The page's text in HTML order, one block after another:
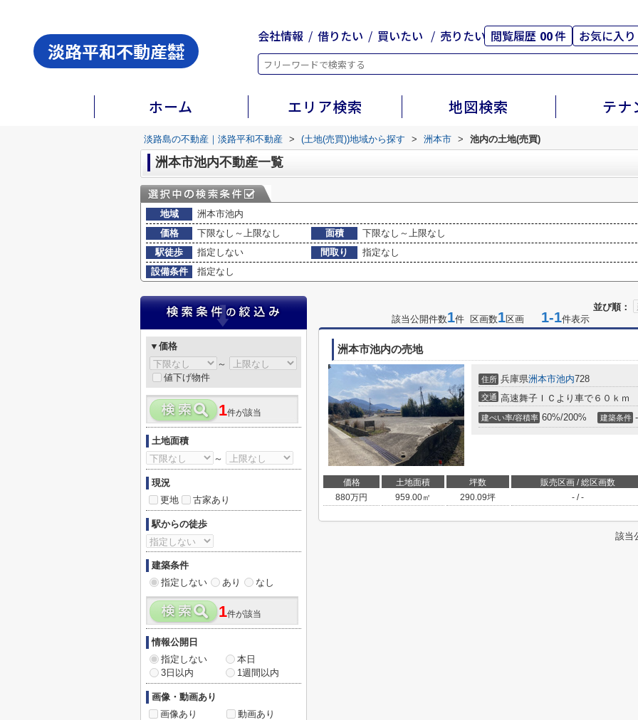
会社情報 借りたい 買いたい 売りたい 閲覧履歴 00件 お気に入り
ホーム エリア検索 地図検索 テナ
淡路島の不動産｜淡路平和不動産 > (土地(売買))地域から探す > 洲本市 > 池内の土地(売買)
洲本市池内不動産一覧
地域
洲本市池内
価格
下限なし～上限なし 面積
下限なし～上限なし
駅徒歩
指定しない 間取り
指定なし
設備条件
指定なし
並び順：
該当公開件数1件 区画数1区画 1-1件表示
洲本市池内の売地
住所 兵庫県洲本市池内728
交通 高速舞子ＩＣより車で６０ｋｍ
建ぺい率/容積率 60%/200% 建築条件 -
価格 土地面積 坪数
販売区画 / 総区画数
880万円 959.00㎡ 290.09坪 - / -
該当
▼価格
～
値下げ物件
1件が該当
土地面積
～
現況
更地
古家あり
駅からの徒歩
建築条件
指定しない
あり なし
1件が該当
情報公開日
指定しない
本日
3日以内
1週間以内
画像・動画あり
画像あり
動画あり